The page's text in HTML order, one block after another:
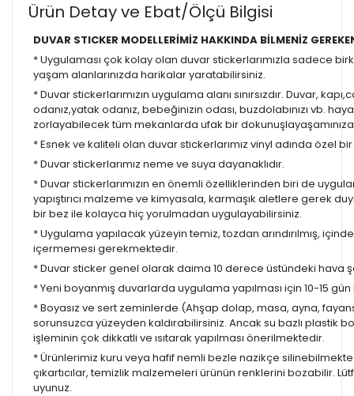
Ürün Detay ve Ebat/Ölçü Bilgisi
DUVAR STICKER MODELLERİMİZ HAKKINDA BİLMENİZ
* Uygulaması çok kolay olan duvar stickerlarımızla sadece
yaşam alanlarınızda harikalar yaratabilirsiniz.
* Duvar stickerlarımızın uygulama alanı sınırsızdır. Duvar,
odanız,yatak odanız, bebeğinizin odası, buzdolabınızı vb.
zorlayabilecek tüm mekanlarda ufak bir
* Esnek ve kaliteli olan duvar stickerlarımız vinyl adında özel
* Duvar stickerlarımız neme ve suya dayanaklıdır.
* Duvar stickerlarımızın en önemli özelliklerinden biri de
yapıştırıcı malzeme ve kimyasala, karmaşık aletlere gerek
bir bez ile kolayca hiç yorulmadan uygulayabilirsiniz.
* Uygulama yapılacak yüzeyin temiz, tozdan arındırılmış,
içermemesi gerekmektedir.
* Duvar sticker genel olarak daima 10 derece üstündeki hava
* Yeni boyanmış duvarlarda uygulama yapılması için 10-15
* Boyasız ve sert zeminlerde (Ahşap dolap, masa, ayna,
sorunsuzca yüzeyden kaldırabilirsiniz. Ancak su bazlı plastik
işleminin çok dikkatli ve ısıtarak yapılması önerilmektedir.
* Ürünlerimiz kuru veya hafif nemli bezle nazikçe
çıkartıcılar, temizlik malzemeleri ürünün renklerini bozabilir.
uyunuz.